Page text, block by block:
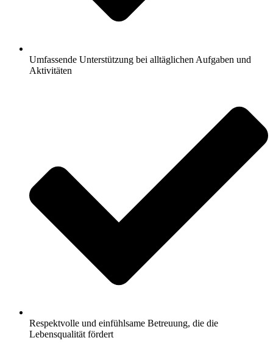
Umfassende Unterstützung bei alltäglichen Aufgaben und
Aktivitäten
Respektvolle und einfühlsame Betreuung, die die
Lebensqualität fördert